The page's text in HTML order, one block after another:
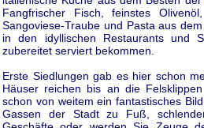
Fangfrischer Fisch, feinstes
Sangoviese-Traube und Pasta aus
in den idyllischen Restaurants und
zubereitet serviert bekommen.
Erste Siedlungen gab es hier schon
Häuser reichen bis an die
schon von weitem ein fantastisches
Gassen der Stadt zu Fuß,